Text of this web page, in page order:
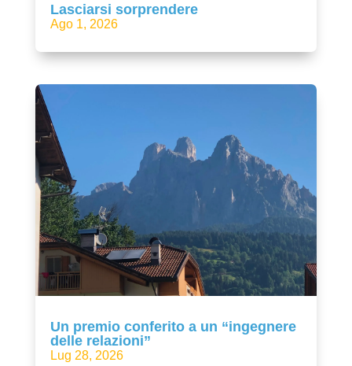
Lasciarsi sorprendere
Ago 1, 2026
Un premio conferito a un “ingegnere
delle relazioni”
Lug 28, 2026